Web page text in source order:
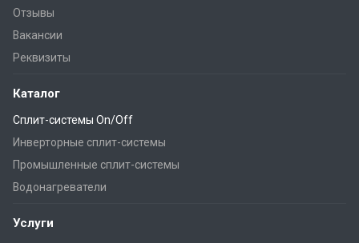
Отзывы
Вакансии
Реквизиты
Каталог
Сплит-системы On/Off
Инверторные сплит-системы
Промышленные сплит-системы
Водонагреватели
Услуги